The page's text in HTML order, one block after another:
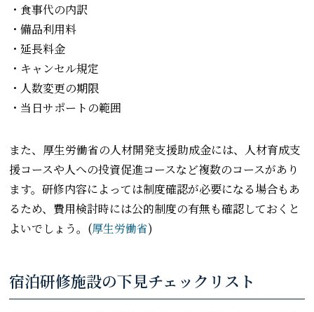
・食事代の内訳
・備品利用料
・延長料金
・キャンセル規定
・人数変更の期限
・当日サポートの範囲
また、厚生労働省の人材開発支援助成金には、人材育成支
援コースや人への投資促進コースなど複数のコースがあり
ます。研修内容によっては制度確認が必要になる場合もあ
るため、費用検討時には公的制度の有無も確認しておくと
よいでしょう。(厚生労働省)
宿泊研修施設の下見チェックリスト